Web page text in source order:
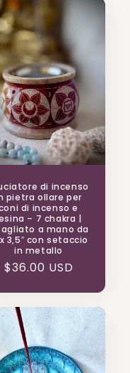
di incenso
pietra ollare per
di incenso e
– 7 chakra |
a mano da
x 3,5″ con setaccio
in metallo
Prezzo
$36.00 USD